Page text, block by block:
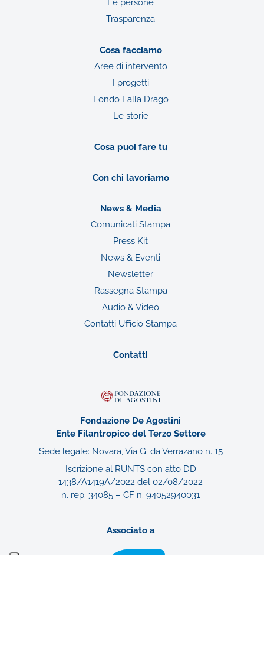
Trasparenza
Cosa facciamo
Aree di intervento
I progetti
Fondo Lalla Drago
Le storie
Cosa puoi fare tu
Con chi lavoriamo
News & Media
Comunicati Stampa
Press Kit
News & Eventi
Newsletter
Rassegna Stampa
Audio & Video
Contatti Ufficio Stampa
Contatti
Fondazione De Agostini
Ente Filantropico del Terzo Settore
Sede legale: Novara, Via G. da Verrazano n. 15
Iscrizione al RUNTS con atto DD
1438/A1419A/2022 del 02/08/2022
n. rep. 34085 – CF n. 94052940031
Associato a